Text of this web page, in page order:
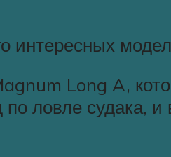
Long A,
ловле судака,